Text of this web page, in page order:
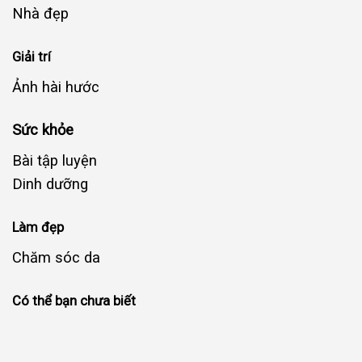
Nhà đẹp
Giải trí
Ảnh hài hước
Sức khỏe
Bài tập luyện
Dinh dưỡng
Làm đẹp
Chăm sóc da
Có thể bạn chưa biết